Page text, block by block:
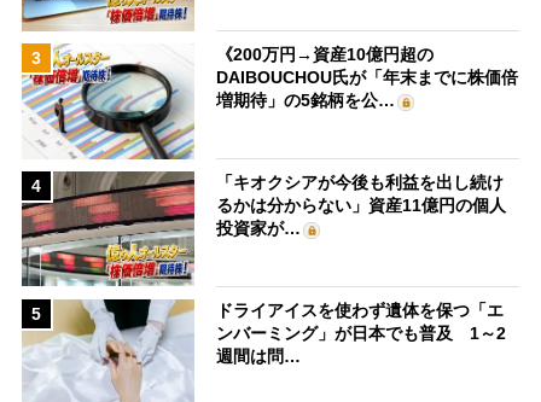
3
《200万円→資産10億円超の
DAIBOUCHOU氏が「年末までに株価倍
増期待」の5銘柄を公…
4
「キオクシアが今後も利益を出し続け
るかは分からない」資産11億円の個人
投資家が…
5
ドライアイスを使わず遺体を保つ「エ
ンバーミング」が日本でも普及 1～2
週間は問…